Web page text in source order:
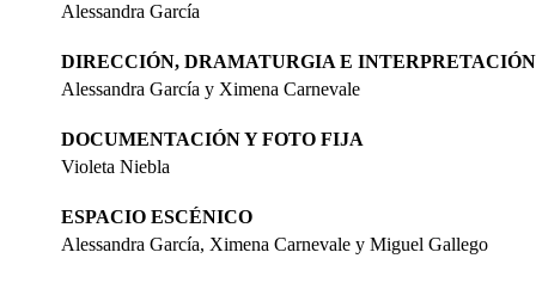
Alessandra García
DIRECCIÓN, DRAMATURGIA E INTERPRETACIÓN
Alessandra García y Ximena Carnevale
DOCUMENTACIÓN Y FOTO FIJA
Violeta Niebla
ESPACIO ESCÉNICO
Alessandra García, Ximena Carnevale y Miguel Gallego